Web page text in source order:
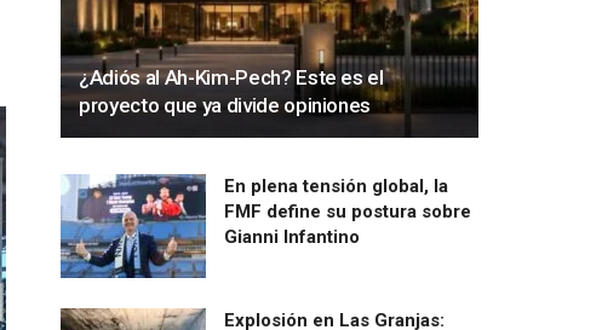
¿Adiós al Ah-Kim-Pech? Este es el
proyecto que ya divide opiniones
En plena tensión global, la
FMF define su postura sobre
Gianni Infantino
Explosión en Las Granjas: